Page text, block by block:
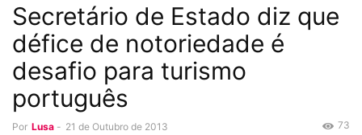
Secretário de Estado diz que
défice de notoriedade é
desafio para turismo
português
Por Lusa - 21 de Outubro de 2013 73